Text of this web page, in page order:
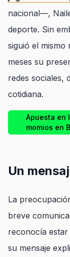
nacional—,
deporte. Sin
siguió el mismo
meses su
redes sociales,
cotidiana.
Apuesta en
momios en
Un
La
breve
reconocía
su mensaje